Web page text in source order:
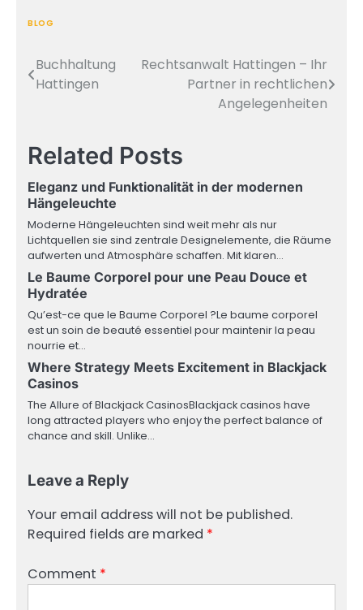
BLOG
Post
navigation
Buchhaltung
Hattingen
Rechtsanwalt Hattingen – Ihr
Partner in rechtlichen
Angelegenheiten
Related Posts
Eleganz und Funktionalität in der modernen
Hängeleuchte
Moderne Hängeleuchten sind weit mehr als nur
Lichtquellen sie sind zentrale Designelemente, die Räume
aufwerten und Atmosphäre schaffen. Mit klaren…
Le Baume Corporel pour une Peau Douce et
Hydratée
Qu’est-ce que le Baume Corporel ?Le baume corporel
est un soin de beauté essentiel pour maintenir la peau
nourrie et…
Where Strategy Meets Excitement in Blackjack
Casinos
The Allure of Blackjack CasinosBlackjack casinos have
long attracted players who enjoy the perfect balance of
chance and skill. Unlike…
Leave a Reply
Your email address will not be published.
Required fields are marked *
Comment *